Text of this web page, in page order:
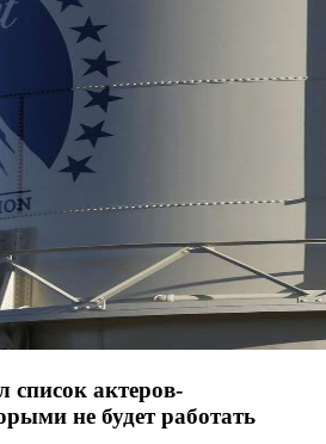
список актеров-
не будет работать